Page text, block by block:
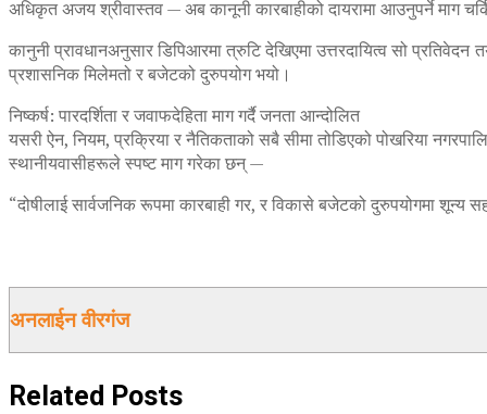
अधिकृत अजय श्रीवास्तव — अब कानूनी कारबाहीको दायरामा आउनुपर्ने माग
कानुनी प्रावधानअनुसार डिपिआरमा त्रुटि देखिएमा उत्तरदायित्व सो
प्रशासनिक मिलेमतो र बजेटको दुरुपयोग भयो।
निष्कर्ष: पारदर्शिता र जवाफदेहिता माग गर्दै जनता आन्दोलित
यसरी ऐन, नियम, प्रक्रिया र नैतिकताको सबै सीमा तोडिएको पोखरिया
स्थानीयवासीहरूले स्पष्ट माग गरेका छन् —
“दोषीलाई सार्वजनिक रूपमा कारबाही गर, र विकासे बजेटको दुरुपयोगमा शून्य
अनलाईन वीरगंज
Related Posts